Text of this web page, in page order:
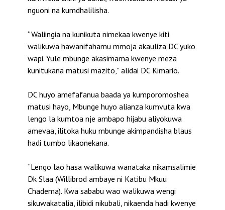
nguoni na kumdhalilisha.
“Waliingia na kunikuta nimekaa kwenye kiti
walikuwa hawanifahamu mmoja akauliza DC yuko
wapi. Yule mbunge akasimama kwenye meza
kunitukana matusi mazito,” alidai DC Kimario.
DC huyo amefafanua baada ya kumporomoshea
matusi hayo, Mbunge huyo alianza kumvuta kwa
lengo la kumtoa nje ambapo hijabu aliyokuwa
amevaa, ilitoka huku mbunge akimpandisha blaus
hadi tumbo likaonekana.
“Lengo lao hasa walikuwa wanataka nikamsalimie
Dk Slaa (Willibrod ambaye ni Katibu Mkuu
Chadema). Kwa sababu wao walikuwa wengi
sikuwakatalia, ilibidi nikubali, nikaenda hadi kwenye